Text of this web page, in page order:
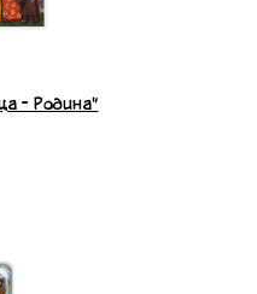
- Родина"